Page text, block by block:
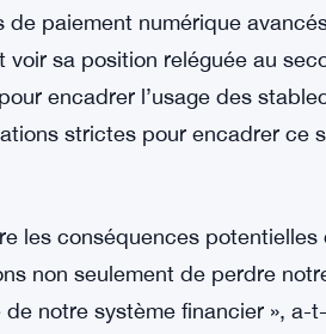
de paiement numérique
sa position reléguée au
encadrer l’usage des
strictes pour encadrer ce
les conséquences potentielles
non seulement de perdre
notre système financier », a-